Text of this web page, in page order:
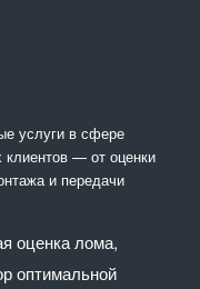
услуги в сфере
— от оценки
и передачи
оценка лома,
оптимальной